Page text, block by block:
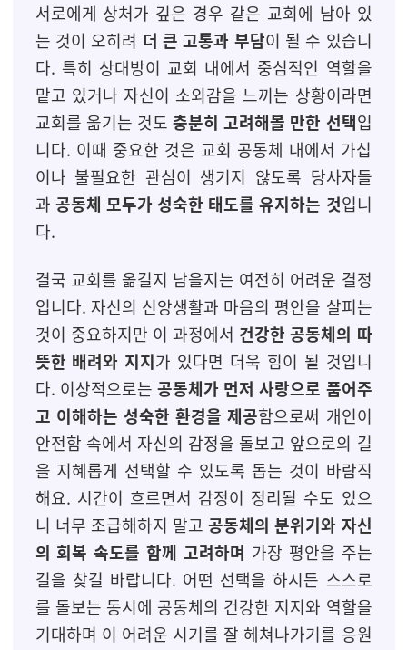
서로에게 상처가 깊은 경우 같은 교회에 남아 있
는 것이 오히려 더 큰 고통과 부담이 될 수 있습니
다. 특히 상대방이 교회 내에서 중심적인 역할을
맡고 있거나 자신이 소외감을 느끼는 상황이라면
교회를 옮기는 것도 충분히 고려해볼 만한 선택입
니다. 이때 중요한 것은 교회 공동체 내에서 가십
이나 불필요한 관심이 생기지 않도록 당사자들
과 공동체 모두가 성숙한 태도를 유지하는 것입니
다.
결국 교회를 옮길지 남을지는 여전히 어려운 결정
입니다. 자신의 신앙생활과 마음의 평안을 살피는
것이 중요하지만 이 과정에서 건강한 공동체의 따
뜻한 배려와 지지가 있다면 더욱 힘이 될 것입니
다. 이상적으로는 공동체가 먼저 사랑으로 품어주
고 이해하는 성숙한 환경을 제공함으로써 개인이
안전함 속에서 자신의 감정을 돌보고 앞으로의 길
을 지혜롭게 선택할 수 있도록 돕는 것이 바람직
해요. 시간이 흐르면서 감정이 정리될 수도 있으
니 너무 조급해하지 말고공동체의 분위기와 자신
의 회복 속도를 함께 고려하며 가장 평안을 주는
길을 찾길 바랍니다. 어떤 선택을 하시든 스스로
를 돌보는 동시에 공동체의 건강한 지지와 역할을
기대하며 이 어려운 시기를 잘 헤쳐나가기를 응원